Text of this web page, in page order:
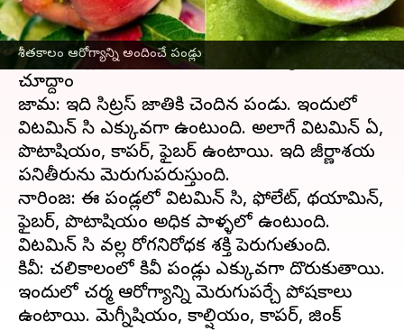
శీతకాలం ఆరోగ్యాన్ని అందించే పండ్లు
ఏ రుతువులో దొరికే పండ్లు ఆ రుతువులో తినాలని
చెబుతారు. ప్రస్తుతం చలికాలం నడుస్తోంది కాబట్టి
ఏయే పండ్లు తీసుకుంటే ఎలాంటి ఆరోగ్యం లభిస్తుందో
చూద్దాం
జామ: ఇది సిట్రస్ జాతికి చెందిన పండు. ఇందులో
విటమిన్ సి ఎక్కువగా ఉంటుంది. అలాగే విటమిన్ ఏ,
పొటాషియం, కాపర్, ఫైబర్ ఉంటాయి. ఇది జీర్ణాశయ
పనితీరును మెరుగుపరుస్తుంది.
నారింజ: ఈ పండ్లలో విటమిన్ సి, ఫోలేట్, థయామిన్,
ఫైబర్, పొటాషియం అధిక పాళ్ళలో ఉంటుంది.
విటమిన్ సి వల్ల రోగనిరోధక శక్తి పెరుగుతుంది.
కివీ: చలికాలంలో కివీ పండ్లు ఎక్కువగా దొరుకుతాయి.
ఇందులో చర్మ ఆరోగ్యాన్ని మెరుగుపర్చే పోషకాలు
ఉంటాయి. మెగ్నీషియం, కాల్షియం, కాపర్, జింక్